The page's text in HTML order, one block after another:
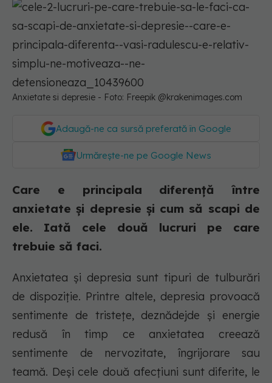
Anxietate si depresie - Foto: Freepik @krakenimages.com
Adaugă-ne ca sursă preferată în Google
Urmărește-ne pe Google News
Care e principala diferență între
anxietate și depresie și cum să scapi de
ele. Iată cele două lucruri pe care
trebuie să faci.
Anxietatea și depresia sunt tipuri de tulburări
de dispoziție. Printre altele, depresia provoacă
sentimente de tristețe, deznădejde și energie
redusă în timp ce anxietatea creează
sentimente de nervozitate, îngrijorare sau
teamă. Deși cele două afecțiuni sunt diferite, le